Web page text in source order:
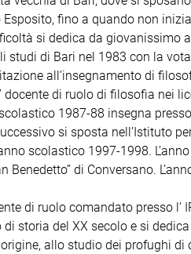
Esposito, fino a quando non
si dedica da giovanissimo
studi di Bari nel 1983 con la
all’insegnamento di
docente di ruolo di filosofia nei
1987-88 insegna
si sposta nell’Istituto
scolastico 1997-1998.
Benedetto” di Conversano.
di ruolo comandato presso l’
di storia del XX secolo e si
allo studio dei profughi